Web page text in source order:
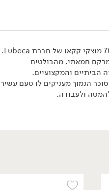
89.90
₪/ יח׳
חמאתי, מהבולטים
הביתיים והמקצועיים.
הנמוך מעניקים לו טעם עשיר
ולעבודה.